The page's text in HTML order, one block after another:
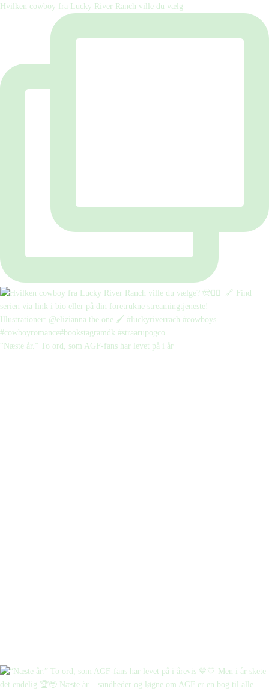
Hvilken cowboy fra Lucky River Ranch ville du vælg
“Næste år.” To ord, som AGF-fans har levet på i år